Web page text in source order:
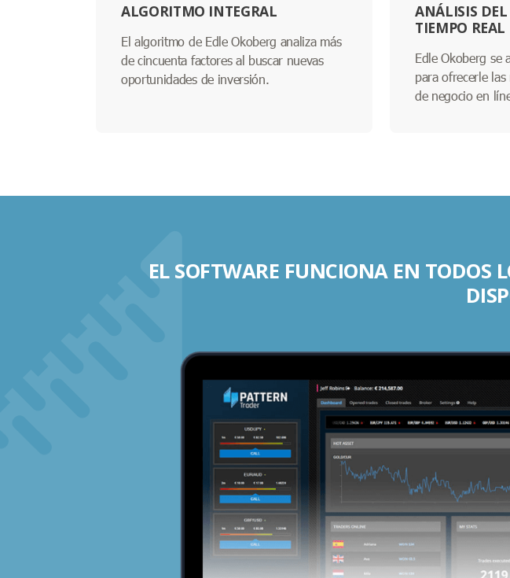
ALGORITMO INTEGRAL
El algoritmo de Edle Okoberg analiza más
de cincuenta factores al buscar nuevas
oportunidades de inversión.
ANÁLISIS
TIEMPO REAL
Edle Okoberg se
para ofrecerle
de negocio en
EL SOFTWARE FUNCIONA EN TODOS